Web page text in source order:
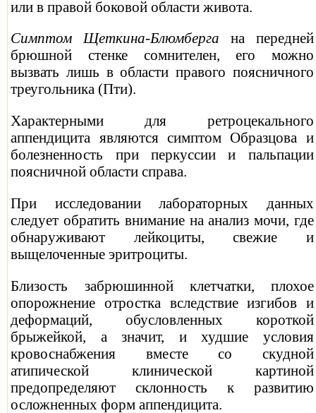
или в правой боковой области живота.
Симптом Щеткина-Блюмберга на передней
брюшной стенке сомнителен, его можно
вызвать лишь в области правого поясничного
треугольника (Пти).
Характерными для ретроцекального
аппендицита являются симптом Образцова и
болезненность при перкуссии и пальпации
поясничной области справа.
При исследовании лабораторных данных
следует обратить внимание на анализ мочи, где
обнаруживают лейкоциты, свежие и
выщелоченные эритроциты.
Близость забрюшинной клетчатки, плохое
опорожнение отростка вследствие изгибов и
деформаций, обусловленных короткой
брыжейкой, а значит, и худшие условия
кровоснабжения вместе со скудной
атипической клинической картиной
предопределяют склонность к развитию
осложненных форм аппендицита.